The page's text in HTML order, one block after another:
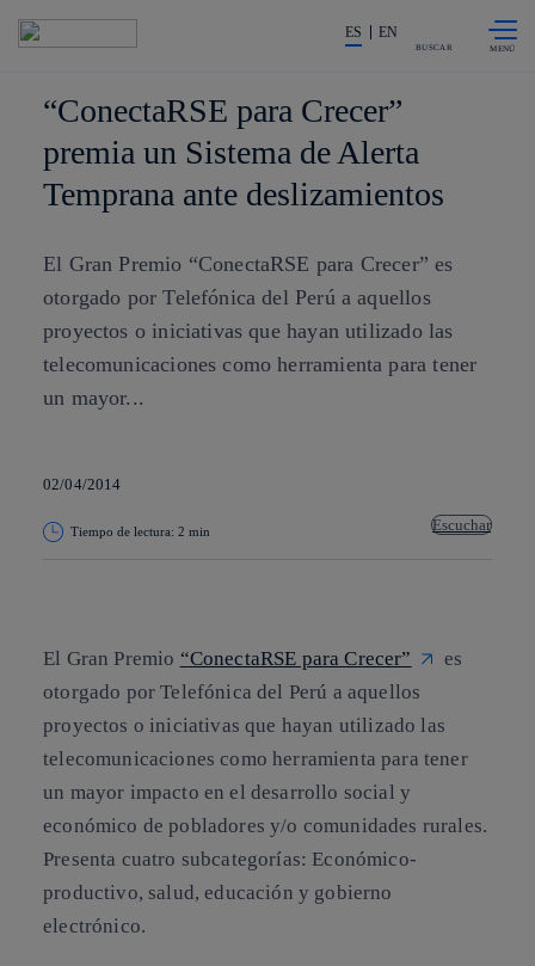
La acción en accionistas e
ES EN
BUSCAR
“ConectaRSE para Crecer”
premia un Sistema de Alerta
Temprana ante deslizamientos
El Gran Premio “ConectaRSE para Crecer” es
otorgado por Telefónica del Perú a aquellos
proyectos o iniciativas que hayan utilizado las
telecomunicaciones como herramienta para tener
un mayor...
02/04/2014
Tiempo de lectura: 2 min Escuchar
El Gran Premio “ConectaRSE para Crecer”
es
otorgado por Telefónica del Perú a aquellos
proyectos o iniciativas que hayan utilizado las
telecomunicaciones como herramienta para tener
un mayor impacto en el desarrollo social y
económico de pobladores y/o comunidades rurales.
Presenta cuatro subcategorías: Económico-
productivo, salud, educación y gobierno
electrónico.